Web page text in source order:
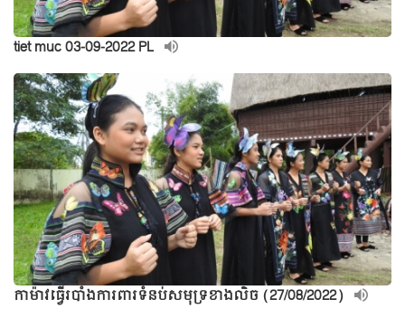
tiet muc 03-09-2022 PL
កាម៉ាវធ្វើរបាំងការពារទំនប់សមុទ្រខាងលិច (27/08/2022)